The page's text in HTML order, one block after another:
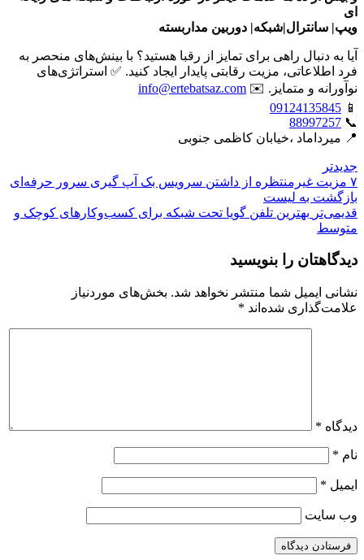
ای
ویپ| سانترال|شبکه| دوربین مداربسته
آیا به دنبال راهی برای تمایز از رقبا هستید؟ با بینش‌های منحصر به
فرد اطلاعاتی، مزیت رقابتی پایدار ایجاد کنید. ✅ استراتژی‌های
نوآورانه و متمایز. ✉️ info@ertebatsaz.com
📱
09124135845
📞
88997257
📍 میرداماد ،خیابان کاظمی جنوبی
جدیدتر
۷ مزیت غیرمنتظره از داشتن سرویس بک آپ گیری سرور حرفه‌ای
بازگشت بە لیست
قدیمی‌تر بهترین تلفن گویا تحت شبکه برای کسب‌وکارهای کوچک و
متوسط
دیدگاهتان را بنویسید
نشانی ایمیل شما منتشر نخواهد شد. بخش‌های موردنیاز
علامت‌گذاری شده‌اند *
دیدگاه *
نام *
ایمیل *
وب‌ سایت